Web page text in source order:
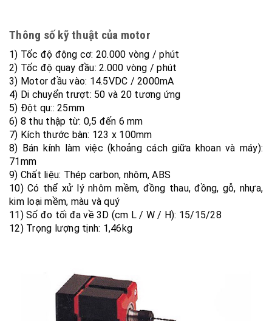
Thông số kỹ thuật của motor
1) Tốc độ động cơ: 20.000 vòng / phút
2) Tốc độ quay đầu: 2.000 vòng / phút
3) Motor đầu vào: 14.5VDC / 2000mA
4) Di chuyển trượt: 50 và 20 tương ứng
5) Đột qu:: 25mm
6) 8 thu thập từ: 0,5 đến 6 mm
7) Kích thước bàn: 123 x 100mm
8) Bán kính làm việc (khoảng cách giữa khoan và máy):
71mm
9) Chất liệu: Thép carbon, nhôm, ABS
10) Có thể xử lý nhôm mềm, đồng thau, đồng, gỗ, nhựa,
kim loại mềm, màu và quý
11) Số đo tối đa về 3D (cm L / W / H): 15/15/28
12) Trọng lượng tịnh: 1,46kg